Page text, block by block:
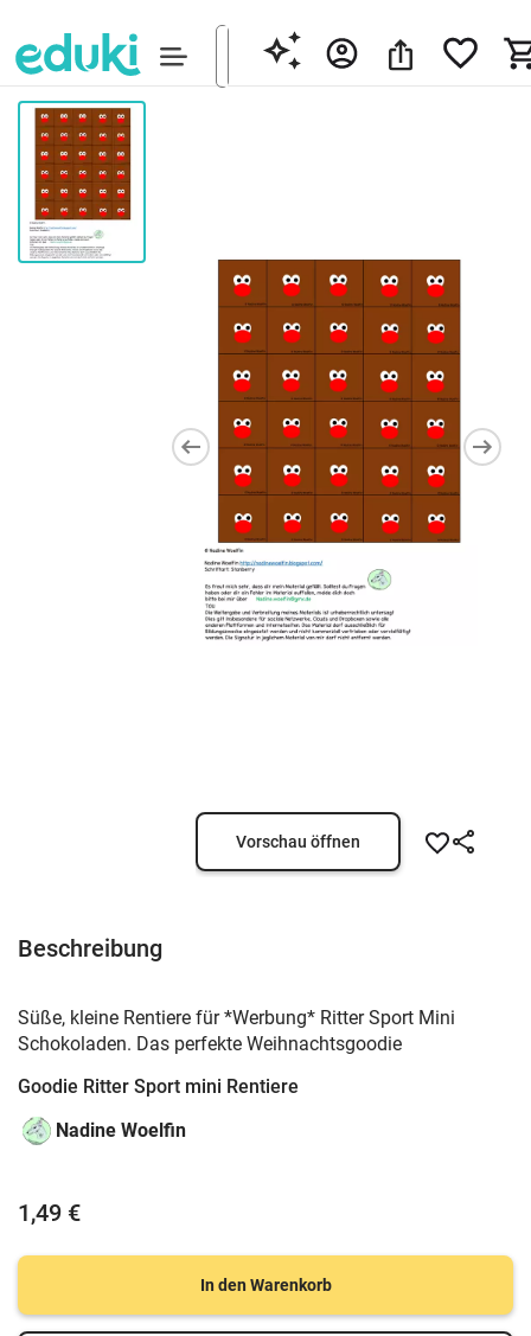
Vorschau öffnen
Beschreibung
Süße, kleine Rentiere für *Werbung* Ritter Sport Mini
Schokoladen. Das perfekte Weihnachtsgoodie
Goodie Ritter Sport mini Rentiere
Nadine Woelfin
1,49 €
In den Warenkorb